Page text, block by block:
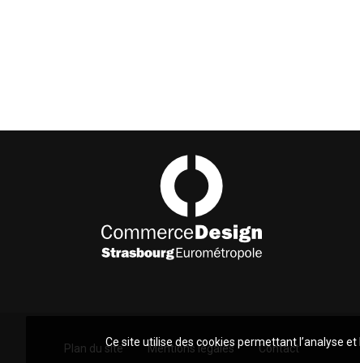
Commerce Design Strasbourg Eurométropole
Plan du site Mentions légales Contact
Ce site utilise des cookies permettant l’analyse